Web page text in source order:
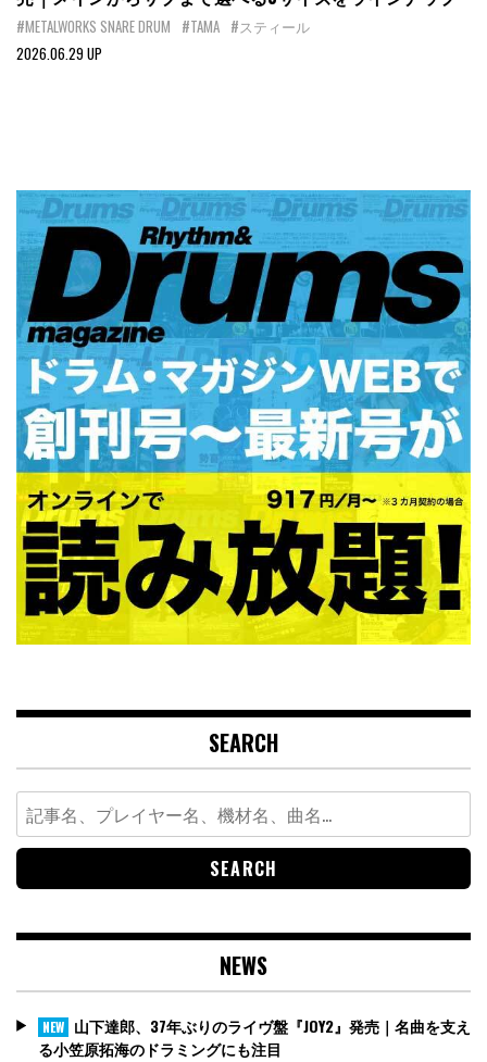
#METALWORKS SNARE DRUM #TAMA #スティール
2026.06.29 UP
SEARCH
Search
for:
NEWS
NEW 山下達郎、37年ぶりのライヴ盤『JOY2』発売｜名曲を支え
る小笠原拓海のドラミングにも注目